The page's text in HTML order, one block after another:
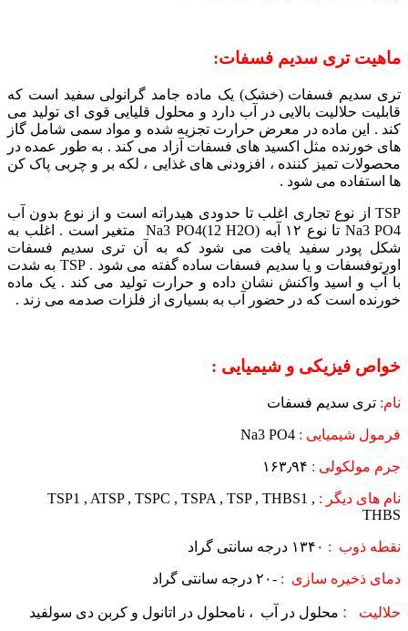
ماهیت تری سدیم فسفات:
تری سدیم فسفات (خشک) یک ماده جامد گرانولی سفید است که
قابلیت حلالیت بالایی در آب دارد و محلول قلیایی قوی ای تولید می
کند . این ماده در معرض حرارت تجزیه شده و مواد سمی شامل گاز
های خورنده مثل اکسید های فسفات آزاد می کند . به طور عمده در
محصولات تمیز کننده ، افزودنی های غذایی ، لکه بر و چربی پاک کن
ها استفاده می شود .
TSP از نوع تجاری اغلب تا حدودی هیدراته است و از نوع بدون آب
Na3 PO4 تا نوع ۱۲ آبه Na3 PO4(12 H2O) متغیر است . اغلب به
شکل پودر سفید یافت می شود که به آن تری سدیم فسفات
اورتوفسفات و یا سدیم فسفات ساده گفته می شود . TSP به شدت
با آب و اسید واکنش نشان داده و حرارت تولید می کند . یک ماده
خورنده است که در حضور آب به بسیاری از فلزات صدمه می زند .
خواص فیزیکی و شیمیایی :
نام: تری سدیم فسفات
فرمول شیمیایی :
جرم مولکولی :
نام های دیگر : TSP1 , ATSP , TSPC , TSPA , TSP , THBS1 ,
THBS
نقطه ذوب :
دمای ذخیره سازی : -۲۰ درجه سانتی گراد
حلالیت : محلول در آب ، نامحلول در اتانول و کربن دی سولفید